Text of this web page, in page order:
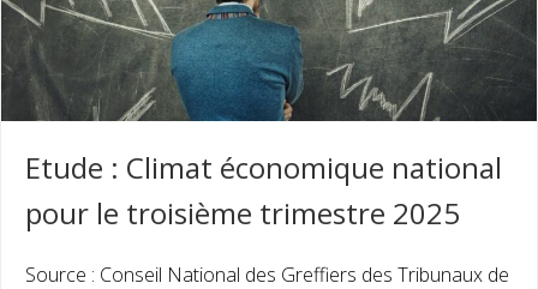
Etude : Climat économique national
pour le troisième trimestre 2025
Source : Conseil National des Greffiers des Tribunaux de